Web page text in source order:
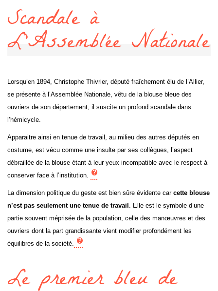
Scandale à
L’Assemblée Nationale
Lorsqu’en 1894, Christophe Thivrier, député fraîchement élu de l’Allier,
se présente à l’Assemblée Nationale, vêtu de la blouse bleue des
ouvriers de son département, il suscite un profond scandale dans
l’hémicycle.
Apparaitre ainsi en tenue de travail, au milieu des autres députés en
costume, est vécu comme une insulte par ses collègues, l’aspect
débraillée de la blouse étant à leur yeux incompatible avec le respect à
conserver face à l’institution.
La dimension politique du geste est bien sûre évidente car cette blouse
n’est pas seulement une tenue de travail
. Elle est le symbole d’une
partie souvent méprisée de la population, celle des manœuvres et des
ouvriers dont la part grandissante vient modifier profondément les
équilibres de la société.
Le premier bleu de